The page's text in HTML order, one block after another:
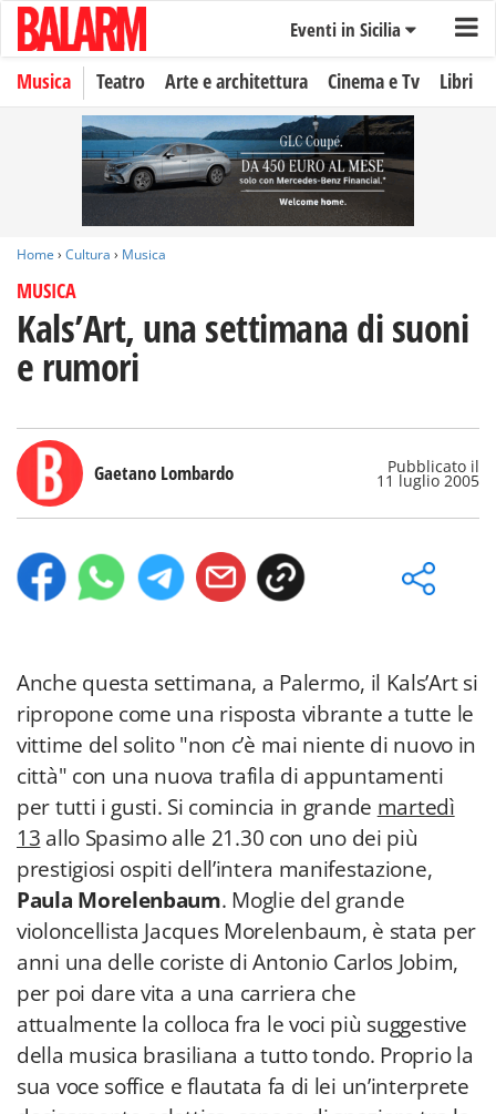
Eventi in Sicilia
Musica Teatro Arte e architettura Cinema e Tv Libri
Home › Cultura › Musica
MUSICA
Kals’Art, una settimana di suoni
e rumori
Gaetano Lombardo Pubblicato il
11 luglio 2005
Anche questa settimana, a Palermo, il Kals’Art si
ripropone come una risposta vibrante a tutte le
vittime del solito "non c’è mai niente di nuovo in
città" con una nuova trafila di appuntamenti
per tutti i gusti. Si comincia in grande martedì
13 allo Spasimo alle 21.30 con uno dei più
prestigiosi ospiti dell’intera manifestazione,
Paula Morelenbaum. Moglie del grande
violoncellista Jacques Morelenbaum, è stata per
anni una delle coriste di Antonio Carlos Jobim,
per poi dare vita a una carriera che
attualmente la colloca fra le voci più suggestive
della musica brasiliana a tutto tondo. Proprio la
sua voce soffice e flautata fa di lei un’interprete